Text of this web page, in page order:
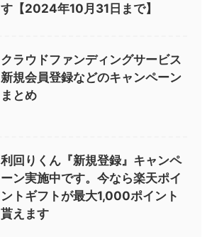
す【2024年10月31日まで】
クラウドファンディングサービス
新規会員登録などのキャンペーン
まとめ
利回りくん『新規登録』キャンペ
ーン実施中です。今なら楽天ポイ
ントギフトが最大1,000ポイント
貰えます